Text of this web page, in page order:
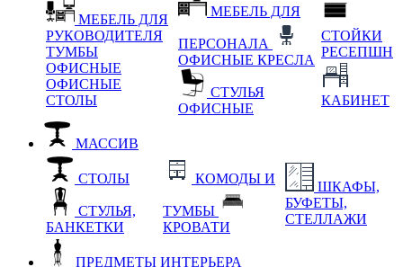
МЕБЕЛЬ ДЛЯ
РУКОВОДИТЕЛЯ
ТУМБЫ
ОФИСНЫЕ
ОФИСНЫЕ
СТОЛЫ
МЕБЕЛЬ ДЛЯ
ПЕРСОНАЛА
ОФИСНЫЕ КРЕСЛА
СТУЛЬЯ
ОФИСНЫЕ
СТОЙКИ
РЕСЕПШН
КАБИНЕТ
МАССИВ
СТОЛЫ
СТУЛЬЯ,
БАНКЕТКИ
КОМОДЫ И
ТУМБЫ
КРОВАТИ
ШКАФЫ,
БУФЕТЫ,
СТЕЛЛАЖИ
ПРЕДМЕТЫ ИНТЕРЬЕРА